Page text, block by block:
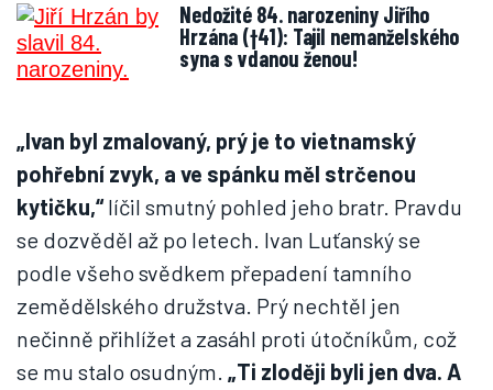
Nedožité 84. narozeniny Jiřího
Hrzána (†41): Tajil nemanželského
syna s vdanou ženou!
„Ivan byl zmalovaný, prý je to vietnamský
pohřební zvyk, a ve spánku měl strčenou
kytičku,“líčil smutný pohled jeho bratr. Pravdu
se dozvěděl až po letech. Ivan Luťanský se
podle všeho svědkem přepadení tamního
zemědělského družstva. Prý nechtěl jen
nečinně přihlížet a zasáhl proti útočníkům, což
se mu stalo osudným. „Ti zloději byli jen dva. A